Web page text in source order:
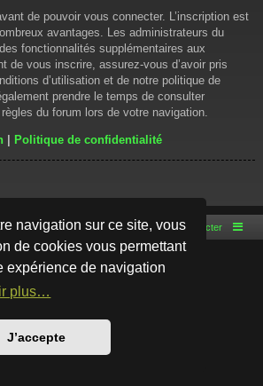
navigation sur ce site, vous
de cookies vous permettant
expérience de navigation
plus…
J’accepte
de pouvoir vous connecter. L’inscription est
avantages. Les administrateurs du
fonctionnalités supplémentaires aux
de vous inscrire, assurez-vous d’avoir pris
d’utilisation et de notre politique de
prendre le temps de consulter
du forum lors de votre navigation.
| Politique de confidentialité
Nous contacter
phpBB® Forum Software © phpBB Limited
par
française officielle